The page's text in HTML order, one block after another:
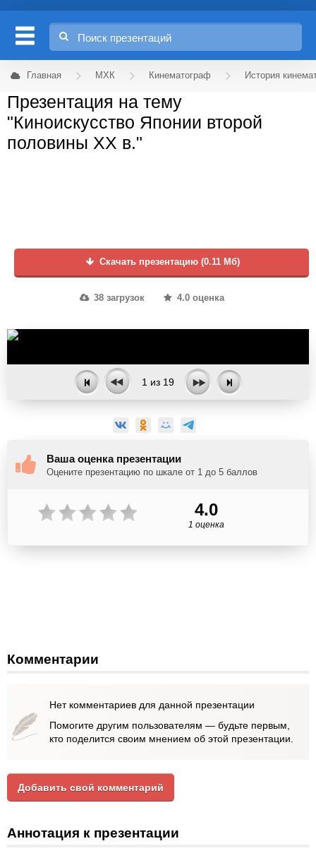
Главная МХК Кинематограф История
Презентация на тему
"Киноискусство Японии второй
половины XX в."
Скачать презентацию (0.11 Мб)
38 загрузок 4.0 оценка
1 из 19
Ваша оценка презентации
Оцените презентацию по шкале от 1 до 5 баллов
4.0
1 оценка
Комментарии
Нет комментариев для данной презентации
Помогите другим пользователям — будьте первым,
кто поделится своим мнением об этой презентации.
Добавить свой комментарий
Аннотация к презентации